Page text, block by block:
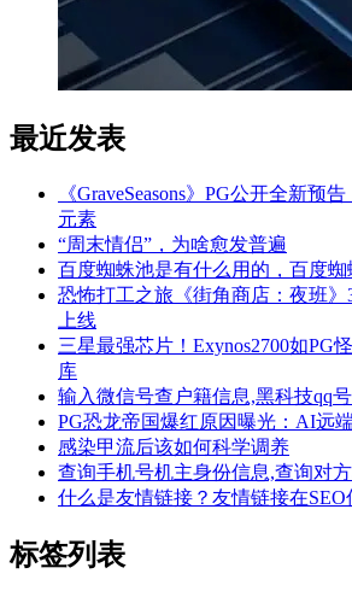
最近发表
《GraveSeasons》PG公开全新预
元素
“周末情侣”，为啥愈发普遍
百度蜘蛛池是有什么用的，百度蜘
恐怖打工之旅《街角商店：夜班》
上线
三星最强芯片！Exynos2700如PG
库
输入微信号查户籍信息,黑科技qq
PG恐龙帝国爆红原因曝光：AI远
感染甲流后该如何科学调养
查询手机号机主身份信息,查询对
什么是友情链接？友情链接在SEO
标签列表